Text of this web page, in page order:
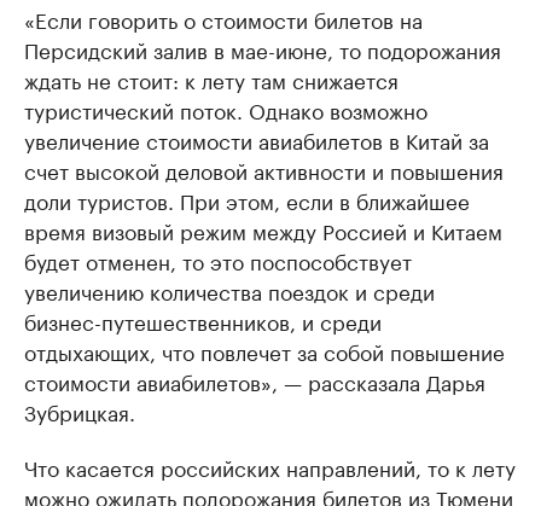
«Если говорить о стоимости билетов на
Персидский залив в мае-июне, то подорожания
ждать не стоит: к лету там снижается
туристический поток. Однако возможно
увеличение стоимости авиабилетов в Китай за
счет высокой деловой активности и повышения
доли туристов. При этом, если в ближайшее
время визовый режим между Россией и Китаем
будет отменен, то это поспособствует
увеличению количества поездок и среди
бизнес-путешественников, и среди
отдыхающих, что повлечет за собой повышение
стоимости авиабилетов», — рассказала Дарья
Зубрицкая.
Что касается российских направлений, то к лету
можно ожидать подорожания билетов из Тюмени